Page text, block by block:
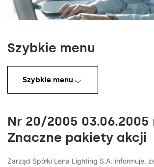
Szybkie menu
Szybkie menu
Nr 20/2005 03.06.2005
Znaczne pakiety akcji
Zarząd Spółki Lena Lighting S.A. informuje,